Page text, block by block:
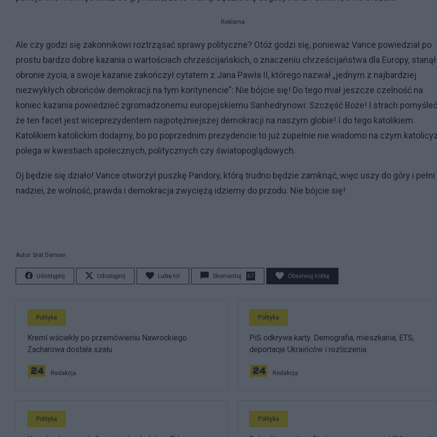
Reklama
Ale czy godzi się zakonnikowi roztrząsać sprawy polityczne? Otóż godzi się, ponieważ Vance powiedział po
prostu bardzo dobre kazania o wartościach chrześcijańskich, o znaczeniu chrześcijaństwa dla Europy,
obronie życia, a swoje kazanie zakończył cytatem z Jana Pawła II, którego nazwał „jednym z najbardziej
niezwykłych obrońców demokracji na tym kontynencie”: Nie bójcie się! Do tego miał jeszcze czelność na
koniec kazania powiedzieć zgromadzonemu europejskiemu Sanhedrynowi: Szczęść Boże! I strach
że ten facet jest wiceprezydentem najpotężniejszej demokracji na naszym globie! I do tego katolikiem.
Katolikiem katolickim dodajmy, bo po poprzednim prezydencie to już zupełnie nie wiadomo na czym
polega w kwestiach społecznych, politycznych czy światopoglądowych.
Oj będzie się działo! Vance otworzył puszkę Pandory, którą trudno będzie zamknąć, więc uszy do góry i pełni
nadziei, że wolność, prawda i demokracja zwyciężą idziemy do przodu. Nie bójcie się!
Autor: brat Damian
Udostępnij Udostępnij Lubię to! Skomentuj 67 Obserwuj notkę
Polityka
Kreml wściekły po przemówieniu Nawrockiego.
Zacharowa dostała szału
Redakcja
Polityka
PiS odkrywa karty. Demografia, mieszkania, ETS,
deportacje Ukraińców i rozliczenia
Redakcja
Polityka Polityka